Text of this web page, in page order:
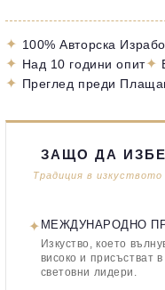
✦ 100% Авторска
✦ Над 10 години опит✦
✦ Преглед преди
ЗАЩО ДА
Традиция в
✦ МЕЖДУНАРОДНО
Изкуство, което
високо и присъстват
световни лидери.